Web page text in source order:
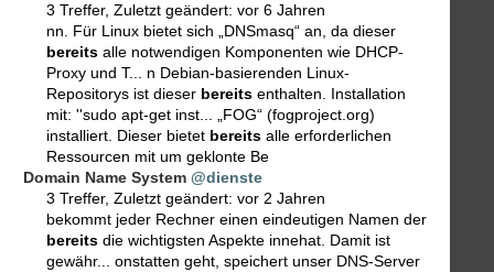
3 Treffer, Zuletzt geändert: vor 6 Jahren
nn. Für Linux bietet sich „DNSmasq“ an, da dieser
bereits alle notwendigen Komponenten wie DHCP-
Proxy und T... n Debian-basierenden Linux-
Repositorys ist dieser bereits enthalten. Installation
mit: ''sudo apt-get inst... „FOG“ (fogproject.org)
installiert. Dieser bietet bereits alle erforderlichen
Ressourcen mit um geklonte Be
Domain Name System @dienste
3 Treffer, Zuletzt geändert: vor 2 Jahren
bekommt jeder Rechner einen eindeutigen Namen der
bereits die wichtigsten Aspekte innehat. Damit ist
gewähr... onstatten geht, speichert unser DNS-Server